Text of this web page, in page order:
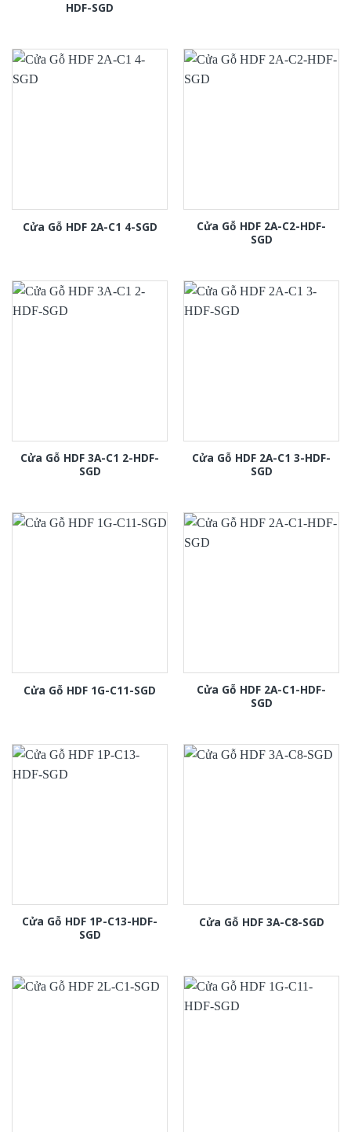
HDF-SGD
Cửa Gỗ HDF 2A-C1 4-SGD
Cửa Gỗ HDF 2A-C2-HDF-
SGD
Cửa Gỗ HDF 3A-C1 2-HDF-
SGD
Cửa Gỗ HDF 2A-C1 3-HDF-
SGD
Cửa Gỗ HDF 1G-C11-SGD
Cửa Gỗ HDF 2A-C1-HDF-
SGD
Cửa Gỗ HDF 1P-C13-HDF-
SGD
Cửa Gỗ HDF 3A-C8-SGD